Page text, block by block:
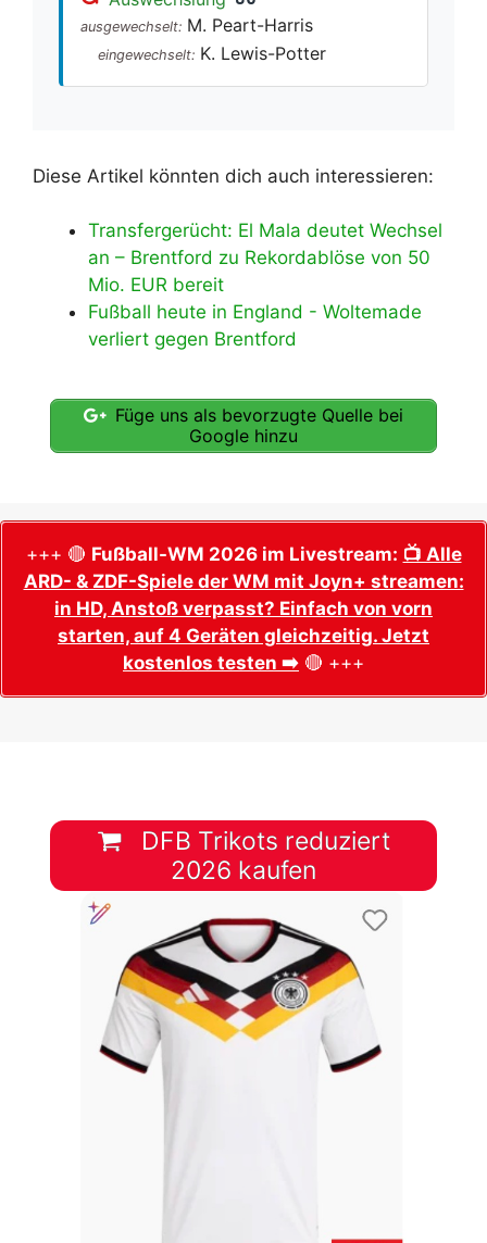
ausgewechselt: M. Peart-Harris
eingewechselt: K. Lewis-Potter
Diese Artikel könnten dich auch interessieren:
Transfergerücht: El Mala deutet Wechsel
an – Brentford zu Rekordablöse von 50
Mio. EUR bereit
Fußball heute in England - Woltemade
verliert gegen Brentford
Füge uns als bevorzugte Quelle bei
Google hinzu
+++ 🔴 Fußball-WM 2026 im Livestream: 📺 Alle
ARD- & ZDF-Spiele der WM mit Joyn+ streamen:
in HD, Anstoß verpasst? Einfach von vorn
starten, auf 4 Geräten gleichzeitig. Jetzt
kostenlos testen ➡️ 🔴 +++
DFB Trikots reduziert
2026 kaufen